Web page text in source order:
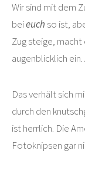
Wir sind mit dem
beieuch so ist,
Zug steige, macht
augenblicklich
Das verhält sich
durch den
ist herrlich. Die
Fotoknipsen gar